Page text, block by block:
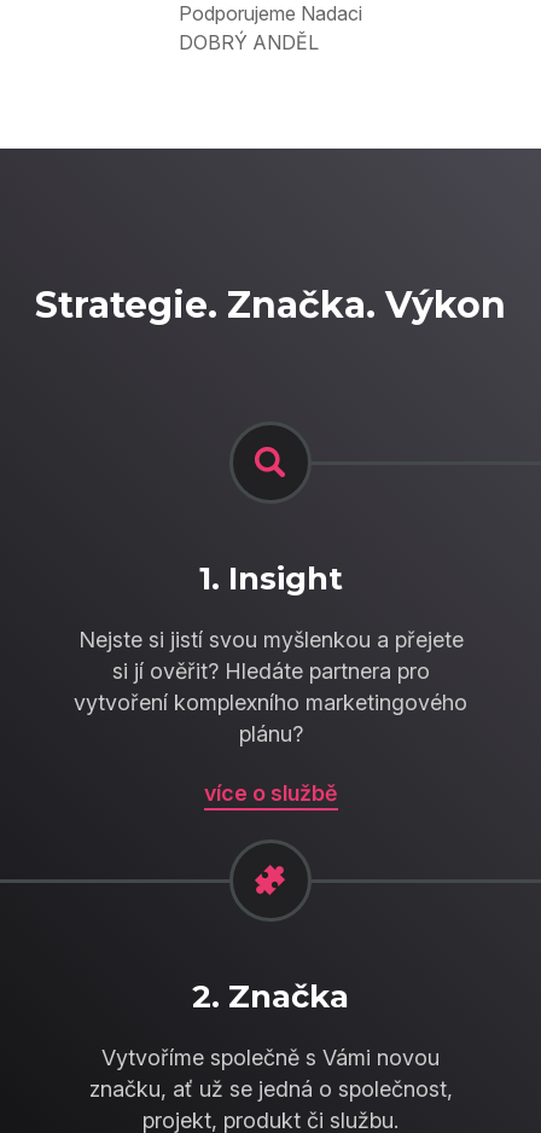
Podporujeme Nadaci
DOBRÝ ANDĚL
Strategie. Značka. Výkon
1. Insight
Nejste si jistí svou myšlenkou a přejete
si jí ověřit? Hledáte partnera pro
vytvoření komplexního marketingového
plánu?
více o službě
2. Značka
Vytvoříme společně s Vámi novou
značku, ať už se jedná o společnost,
projekt, produkt či službu.